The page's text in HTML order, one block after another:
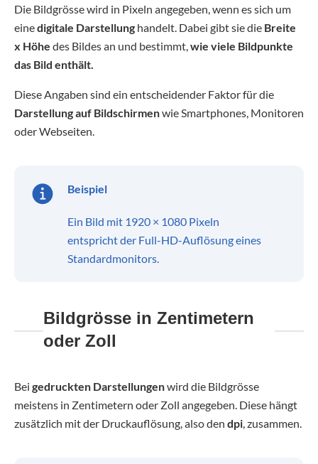
Die Bildgrösse wird in Pixeln angegeben, wenn es sich um
einedigitale Darstellung handelt. Dabei gibt sie die Breite
x Höhe des Bildes an und bestimmt,wie viele Bildpunkte
das Bild enthält.
Diese Angaben sind ein entscheidender Faktor für die
Darstellung auf Bildschirmenwie Smartphones, Monitoren
oder Webseiten.
Beispiel
Ein Bild mit 1920 × 1080 Pixeln
entspricht der Full-HD-Auflösung eines
Standardmonitors.
Bildgrösse in Zentimetern
oder Zoll
Bei gedruckten Darstellungenwird die Bildgrösse
meistens in Zentimetern oder Zoll angegeben. Diese hängt
zusätzlich mit der Druckauflösung, also den dpi, zusammen.